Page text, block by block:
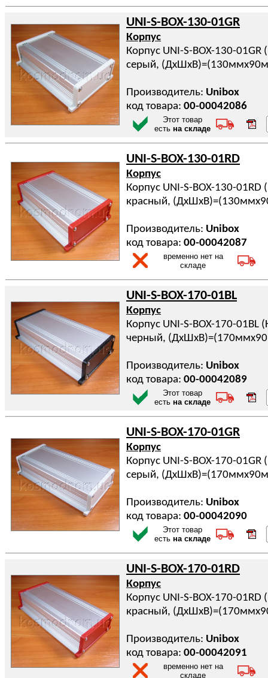
UNI-S-BOX-130-01GR
Корпус
Корпус UNI-S-BOX-130-
серый,
Производитель: Unibox
код товара: 00-00042086
Этот товар
есть на складе
UNI-S-BOX-130-01RD
Корпус
Корпус UNI-S-BOX-130-
красный,
Производитель: Unibox
код товара: 00-00042087
временно нет на
складе
UNI-S-BOX-170-01BL
Корпус
Корпус UNI-S-BOX-170-
черный,
Производитель: Unibox
код товара: 00-00042089
Этот товар
есть на складе
UNI-S-BOX-170-01GR
Корпус
Корпус UNI-S-BOX-170-
серый,
Производитель: Unibox
код товара: 00-00042090
Этот товар
есть на складе
UNI-S-BOX-170-01RD
Корпус
Корпус UNI-S-BOX-170-
красный,
Производитель: Unibox
код товара: 00-00042091
временно нет на
складе